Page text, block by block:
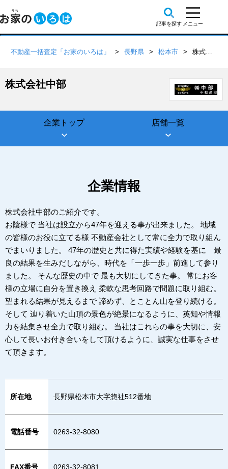
不動産一括査定「お家のいろは」 長野県 松本市 株式会社中部
株式会社中部
企業トップ 店舗一覧
企業情報
株式会社中部のご紹介です。
お陰様で 当社は設立から47年を迎える事が出来ました。 地域
の皆様のお役に立てる様 不動産会社として常に全力で取り組ん
でまいりました。 47年の歴史と共に得た実績や経験を基に 最
良の結果を生みだしながら、時代を「一歩一歩」前進して参り
ました。 そんな歴史の中で 最も大切にしてきた事。 常にお客
様の立場に自分を置き換え 柔軟な思考回路で問題に取り組む。
望まれる結果が見えるまで 諦めず、とことん山を登り続ける。
そして 辿り着いた山頂の景色が絶景になるように、英知や情報
力を結集させ全力で取り組む。 当社はこれらの事を大切に、安
心して長いお付き合いをして頂けるように、誠実な仕事をさせ
て頂きます。
所在地 長野県松本市大字惣社512番地
電話番号 0263-32-8080
FAX番号 0263-32-8081